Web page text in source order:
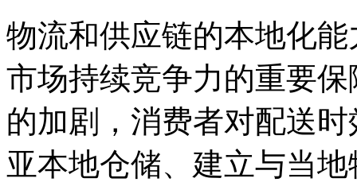
物流和供应链的本地化
市场持续竞争力的重要
的加剧，消费者对配送
亚本地仓储、建立与当